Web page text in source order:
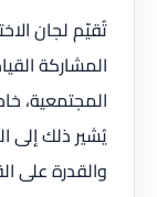
تُقيّم لجان
المشاركة
المجتمعية،
يُشير ذلك إلى